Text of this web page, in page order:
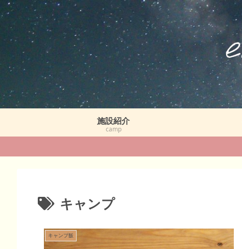
施設紹介
camp
キャンプ
キャンプ飯